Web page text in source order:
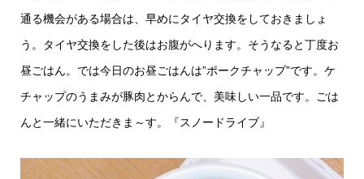
通る機会がある場合は、早めにタイヤ交換をしておきましょ
う。タイヤ交換をした後はお腹がへります。そうなると丁度お
昼ごはん。では今日のお昼ごはんは”ポークチャップ”です。ケ
チャップのうまみが豚肉とからんで、美味しい一品です。ごは
んと一緒にいただきま～す。『スノードライブ』